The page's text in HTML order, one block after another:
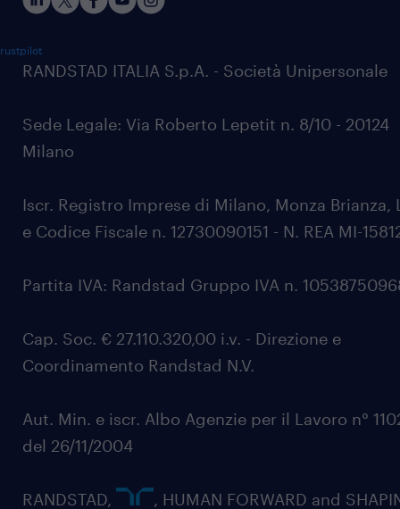
RANDSTAD ITALIA S.p.A. - Società Unipersonale
Sede Legale: Via Roberto Lepetit n. 8/10 - 20124
Milano
Iscr. Registro Imprese di Milano, Monza Brianza,
e Codice Fiscale n. 12730090151 - N. REA MI-
Partita IVA: Randstad Gruppo IVA n.
Cap. Soc. € 27.110.320,00 i.v. - Direzione e
Coordinamento Randstad N.V.
Aut. Min. e iscr. Albo Agenzie per il Lavoro n°
del 26/11/2004
RANDSTAD,
, HUMAN FORWARD and